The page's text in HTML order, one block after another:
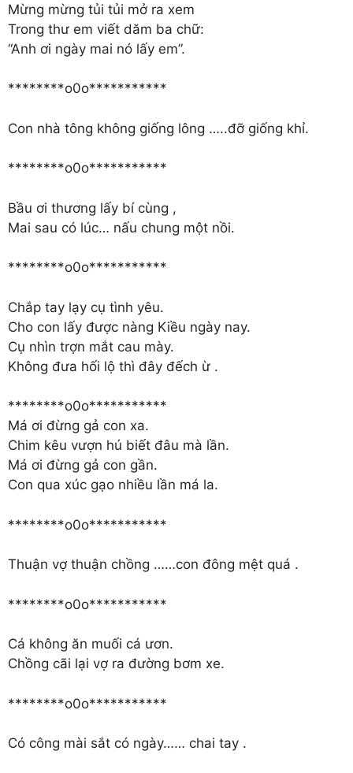
Mừng mừng tủi tủi mở ra xem
Trong thư em viết dăm ba chữ:
“Anh ơi ngày mai nó lấy em”.
********o0o***********
Con nhà tông không giống lông …..đỡ giống khỉ.
********o0o***********
Bầu ơi thương lấy bí cùng ,
Mai sau có lúc… nấu chung một nồi.
********o0o***********
Chắp tay lạy cụ tình yêu.
Cho con lấy được nàng Kiều ngày nay.
Cụ nhìn trợn mắt cau mày.
Không đưa hối lộ thì đây đếch ừ .
********o0o***********
Má ơi đừng gả con xa.
Chim kêu vượn hú biết đâu mà lần.
Má ơi đừng gả con gần.
Con qua xúc gạo nhiều lần má la.
********o0o***********
Thuận vợ thuận chồng ……con đông mệt quá .
********o0o***********
Cá không ăn muối cá ươn.
Chồng cãi lại vợ ra đường bơm xe.
********o0o***********
Có công mài sắt có ngày…… chai tay .